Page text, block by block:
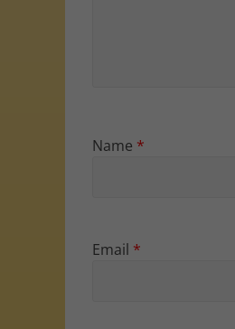
Name *
Email *